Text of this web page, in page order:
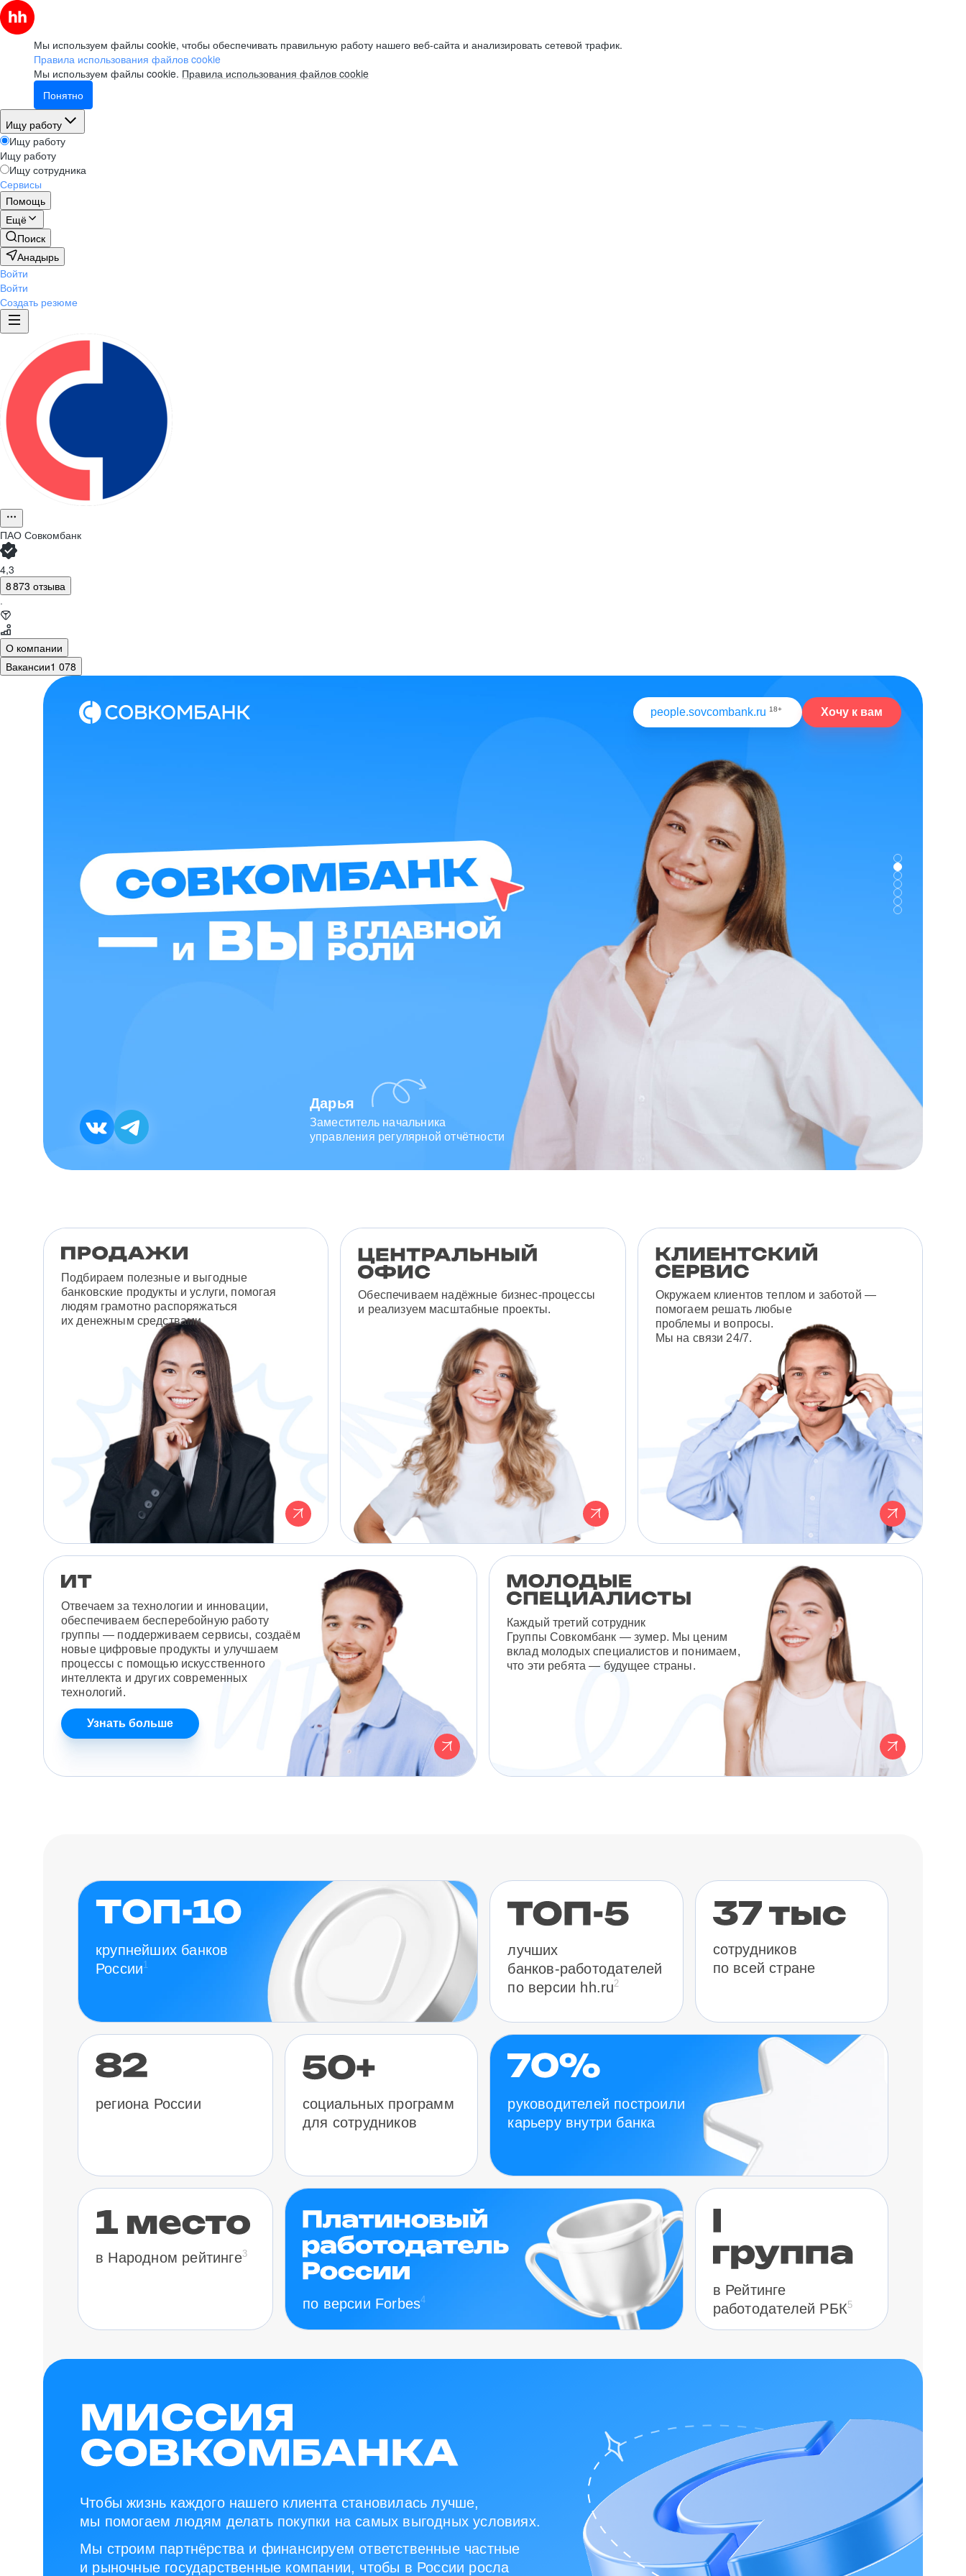
Мы используем файлы cookie, чтобы обеспечивать правильную работу нашего веб-сайта и анализировать сетевой трафик.
Правила использования файлов cookie
Мы используем файлы cookie. Правила использования файлов cookie
Понятно
Ищу работу
Ищу работу
Ищу работу
Ищу сотрудника
Сервисы
Помощь
Ещё
Поиск
Анадырь
Войти
Войти
Создать резюме
ПАО Совкомбанк
4,3
8 873 отзыва
·
О компании
Вакансии1 078
people.sovcombank.ru 18+ Хочу к вам
Дарья
Заместитель начальника
управления регулярной отчётности
Подбираем полезные и выгодные
банковские продукты и услуги, помогая
людям грамотно распоряжаться
их денежным средствами.
Обеспечиваем надёжные бизнес-процессы
и реализуем масштабные проекты.
Окружаем клиентов теплом и заботой —
помогаем решать любые
проблемы и вопросы.
Мы на связи 24/7.
Отвечаем за технологии и инновации,
обеспечиваем бесперебойную работу
группы — поддерживаем сервисы, создаём
новые цифровые продукты и улучшаем
процессы с помощью искусственного
интеллекта и других современных
технологий.
Узнать больше
Каждый третий сотрудник
Группы Совкомбанк — зумер. Мы ценим
вклад молодых специалистов и понимаем,
что эти ребята — будущее страны.
крупнейших банков
России1
лучших
банков-работодателей
по версии hh.ru2
сотрудников
по всей стране
региона России
социальных программ
для сотрудников
руководителей построили
карьеру внутри банка
в Народном рейтинге3
по версии Forbes4
в Рейтинге
работодателей РБК5
Чтобы жизнь каждого нашего клиента становилась лучше,
мы помогаем людям делать покупки на самых выгодных условиях.
Мы строим партнёрства и финансируем ответственные частные
и рыночные государственные компании, чтобы в России росла